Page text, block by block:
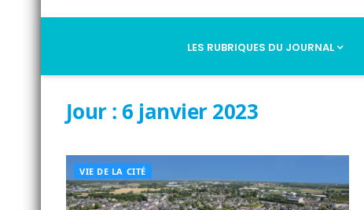
LES RUBRIQUES DU JOURNAL
Jour : 6 janvier 2023
VIE DE LA CITÉ